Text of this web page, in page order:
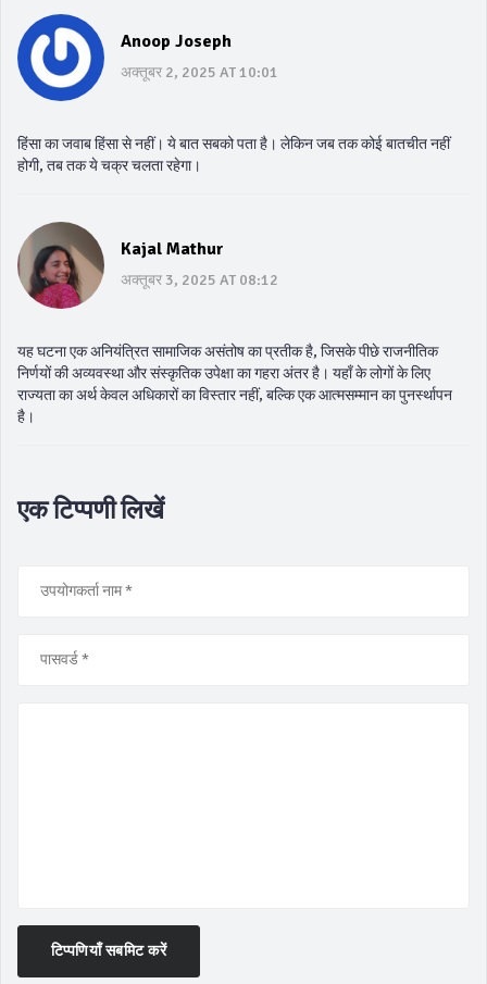
Anoop Joseph
अक्तूबर 2, 2025 AT 10:01
हिंसा का जवाब हिंसा से नहीं। ये बात सबको पता है। लेकिन जब तक कोई बातचीत नहीं
होगी, तब तक ये चक्र चलता रहेगा।
Kajal Mathur
अक्तूबर 3, 2025 AT 08:12
यह घटना एक अनियंत्रित सामाजिक असंतोष का प्रतीक है, जिसके पीछे राजनीतिक
निर्णयों की अव्यवस्था और संस्कृतिक उपेक्षा का गहरा अंतर है। यहाँ के लोगों के लिए
राज्यता का अर्थ केवल अधिकारों का विस्तार नहीं, बल्कि एक आत्मसम्मान का पुनर्स्थापन
है।
एक टिप्पणी लिखें
टिप्पणियाँ सबमिट करें